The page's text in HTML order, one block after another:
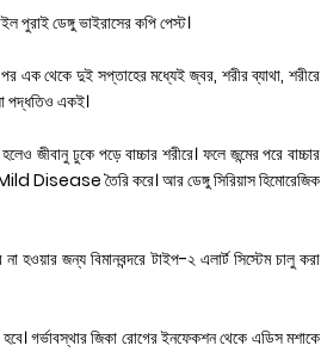
ডেঙ্গু ভাইরাসের কপি পেস্ট।
এক থেকে দুই সপ্তাহের মধ্যেই জ্বর, শরীর ব্যাথা, শরীরে
পদ্ধতিও একই।
জীবানু ঢুকে পড়ে বাচ্চার শরীরে। ফলে জন্মের পরে বাচ্চার
Mild Disease তৈরি করে। আর ডেঙ্গু সিরিয়াস হিমোরেজিক
হওয়ার জন্য বিমানবন্দরে টাইপ-২ এলার্ট সিস্টেম চালু করা
গর্ভাবস্থার জিকা রোগের ইনফেকশন থেকে এডিস মশাকে